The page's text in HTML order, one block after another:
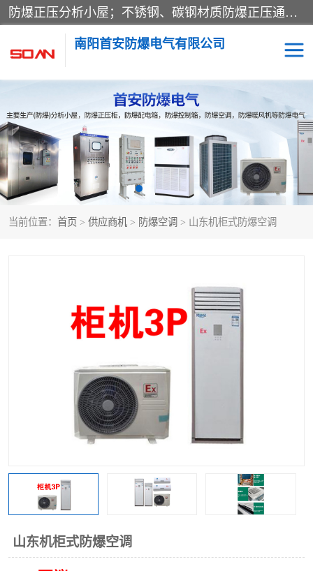
防爆正压分析小屋；不锈钢、碳钢材质防爆正压通风柜，分上下、左右、外挂三种款式；立式、挂式防爆配电柜体；不锈钢、碳钢防爆变频、磁力、星三角启动器；不锈钢、碳钢、铸铝防爆控制箱柜；可操作按键、多块式防爆仪表箱；多材质防爆接线箱；台式防爆电脑、防爆监视器。产品适配石油、化工、煤炭、电力、纺织、酿酒、航天、铁路、冶金、船舶、消防、市政等多行业工况使用。
南阳首安防爆电气有限公司
当前位置： 首页 > 供应商机 > 防爆空调 > 山东机柜式防爆空调
山东机柜式防爆空调
防爆小屋 防爆正压柜
防爆空调 防爆配电箱
防爆控制箱 防爆接线箱
防爆操作柱 防爆监视显示器